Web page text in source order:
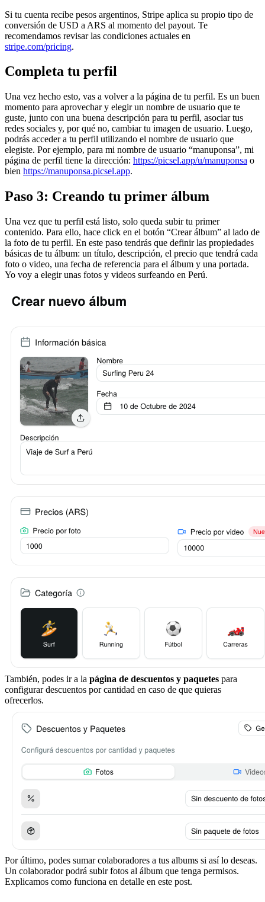
Si tu cuenta recibe pesos argentinos, Stripe aplica su propio tipo de
conversión de USD a ARS al momento del payout. Te
recomendamos revisar las condiciones actuales en
stripe.com/pricing.
Completa tu perfil
Una vez hecho esto, vas a volver a la página de tu perfil. Es un buen
momento para aprovechar y elegir un nombre de usuario que te
guste, junto con una buena descripción para tu perfil, asociar tus
redes sociales y, por qué no, cambiar tu imagen de usuario. Luego,
podrás acceder a tu perfil utilizando el nombre de usuario que
elegiste. Por ejemplo, para mi nombre de usuario “manuponsa”, mi
página de perfil tiene la dirección: https://picsel.app/u/manuponsa o
bien https://manuponsa.picsel.app.
Paso 3: Creando tu primer álbum
Una vez que tu perfil está listo, solo queda subir tu primer
contenido. Para ello, hace click en el botón “Crear álbum” al lado de
la foto de tu perfil. En este paso tendrás que definir las propiedades
básicas de tu álbum: un título, descripción, el precio que tendrá cada
foto o video, una fecha de referencia para el álbum y una portada.
Yo voy a elegir unas fotos y videos surfeando en Perú.
También, podes ir a la página de descuentos y paquetes para
configurar descuentos por cantidad en caso de que quieras
ofrecerlos.
Por último, podes sumar colaboradores a tus albums si así lo deseas.
Un colaborador podrá subir fotos al álbum que tenga permisos.
Explicamos como funciona en detalle en este post.